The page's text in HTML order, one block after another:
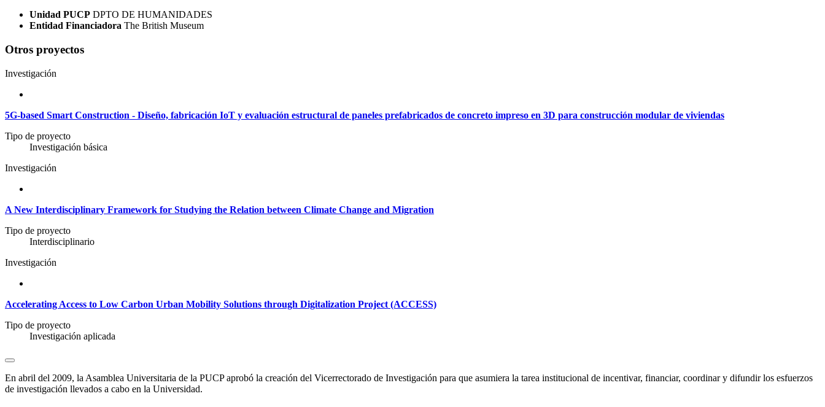
Unidad PUCP DPTO DE HUMANIDADES
Entidad Financiadora The British Museum
Otros proyectos
Investigación
5G-based Smart Construction - Diseño, fabricación IoT y evaluación estructural de paneles prefabricados de concreto impreso en 3D para construcción modular de viviendas
Tipo de proyecto
Investigación básica
Investigación
A New Interdisciplinary Framework for Studying the Relation between Climate Change and Migration
Tipo de proyecto
Interdisciplinario
Investigación
Accelerating Access to Low Carbon Urban Mobility Solutions through Digitalization Project (ACCESS)
Tipo de proyecto
Investigación aplicada
En abril del 2009, la Asamblea Universitaria de la PUCP aprobó la creación del Vicerrectorado de Investigación para que asumiera la tarea institucional de incentivar, financiar, coordinar y difundir los esfuerzos
de investigación llevados a cabo en la Universidad.